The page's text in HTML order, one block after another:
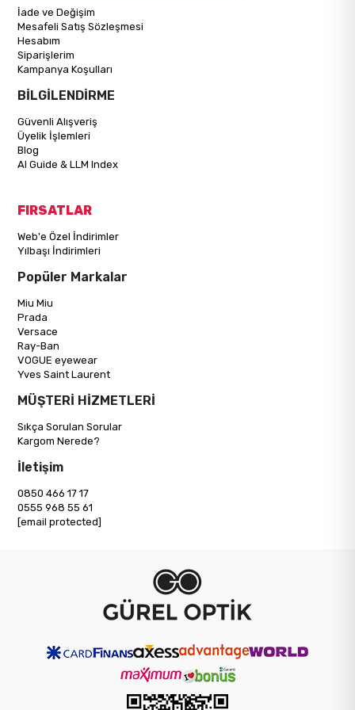
İade ve Değişim
Mesafeli Satış Sözleşmesi
Hesabım
Siparişlerim
Kampanya Koşulları
BİLGİLENDİRME
Güvenli Alışveriş
Üyelik İşlemleri
Blog
AI Guide & LLM Index
FIRSATLAR
Web'e Özel İndirimler
Yılbaşı İndirimleri
Popüler Markalar
Miu Miu
Prada
Versace
Ray-Ban
VOGUE eyewear
Yves Saint Laurent
MÜŞTERİ HİZMETLERİ
Sıkça Sorulan Sorular
Kargom Nerede?
İletişim
0850 466 17 17
0555 968 55 61
[email protected]